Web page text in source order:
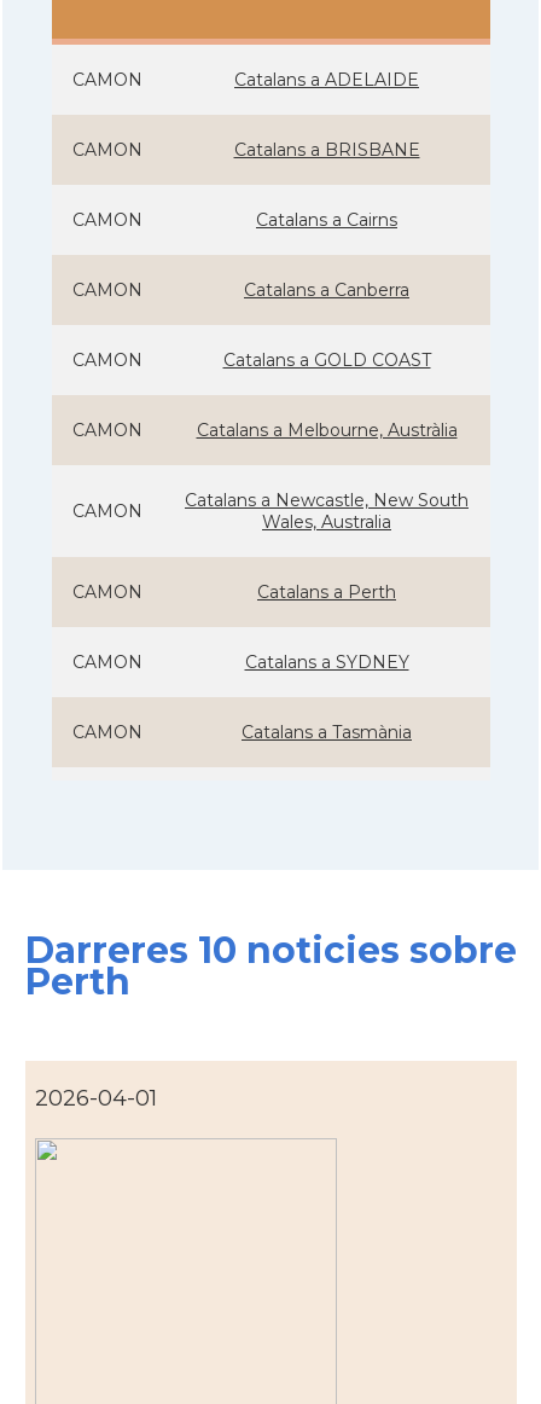
CAMON Catalans a ADELAIDE
CAMON Catalans a BRISBANE
CAMON Catalans a Cairns
CAMON Catalans a Canberra
CAMON Catalans a GOLD COAST
CAMON Catalans a Melbourne, Austràlia
CAMON
Catalans a Newcastle, New South
Wales, Australia
CAMON Catalans a Perth
CAMON Catalans a SYDNEY
CAMON Catalans a Tasmània
Casal Casal Català de Victòria
Darreres 10 noticies sobre
Perth
2026-04-01